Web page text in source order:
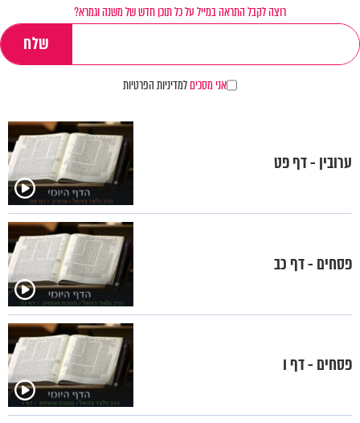
רוצה לקבל התראה במייל על כל תוכן חדש של משנה וגמרא?
אני מסכיםלמדיניות הפרטיות
ערובין - דף פט
פסחים - דף כב
פסחים - דף ו